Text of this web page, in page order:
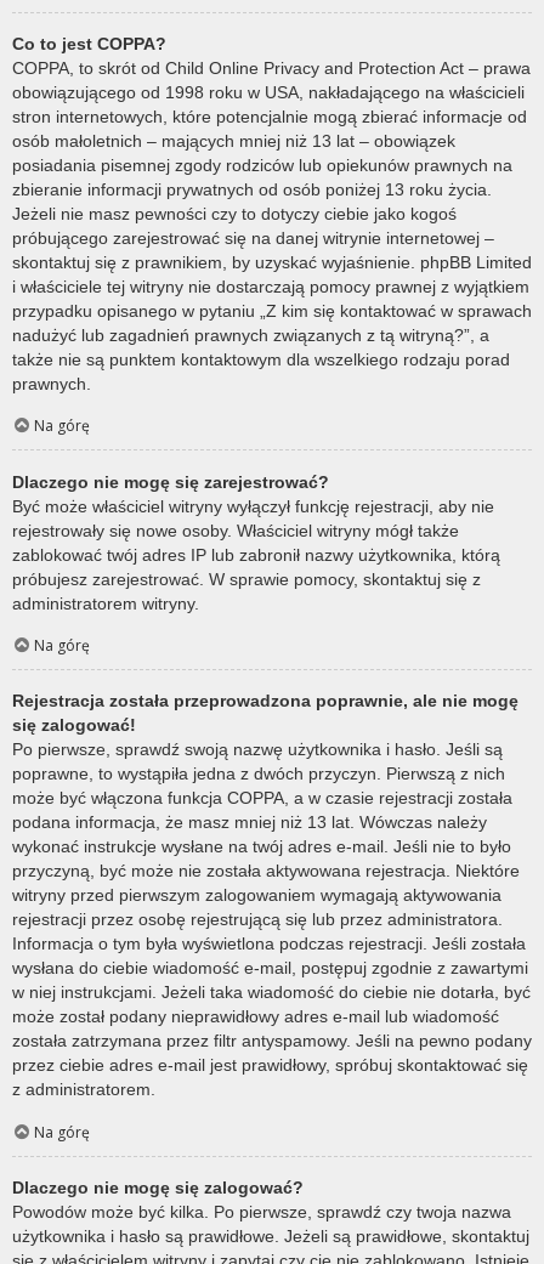
Co to jest COPPA?
COPPA, to skrót od Child Online Privacy and Protection Act – prawa
obowiązującego od 1998 roku w USA, nakładającego na właścicieli
stron internetowych, które potencjalnie mogą zbierać informacje od
osób małoletnich – mających mniej niż 13 lat – obowiązek
posiadania pisemnej zgody rodziców lub opiekunów prawnych na
zbieranie informacji prywatnych od osób poniżej 13 roku życia.
Jeżeli nie masz pewności czy to dotyczy ciebie jako kogoś
próbującego zarejestrować się na danej witrynie internetowej –
skontaktuj się z prawnikiem, by uzyskać wyjaśnienie. phpBB Limited
i właściciele tej witryny nie dostarczają pomocy prawnej z wyjątkiem
przypadku opisanego w pytaniu „Z kim się kontaktować w sprawach
nadużyć lub zagadnień prawnych związanych z tą witryną?”, a
także nie są punktem kontaktowym dla wszelkiego rodzaju porad
prawnych.
Na górę
Dlaczego nie mogę się zarejestrować?
Być może właściciel witryny wyłączył funkcję rejestracji, aby nie
rejestrowały się nowe osoby. Właściciel witryny mógł także
zablokować twój adres IP lub zabronił nazwy użytkownika, którą
próbujesz zarejestrować. W sprawie pomocy, skontaktuj się z
administratorem witryny.
Na górę
Rejestracja została przeprowadzona poprawnie, ale nie mogę
się zalogować!
Po pierwsze, sprawdź swoją nazwę użytkownika i hasło. Jeśli są
poprawne, to wystąpiła jedna z dwóch przyczyn. Pierwszą z nich
może być włączona funkcja COPPA, a w czasie rejestracji została
podana informacja, że masz mniej niż 13 lat. Wówczas należy
wykonać instrukcje wysłane na twój adres e-mail. Jeśli nie to było
przyczyną, być może nie została aktywowana rejestracja. Niektóre
witryny przed pierwszym zalogowaniem wymagają aktywowania
rejestracji przez osobę rejestrującą się lub przez administratora.
Informacja o tym była wyświetlona podczas rejestracji. Jeśli została
wysłana do ciebie wiadomość e-mail, postępuj zgodnie z zawartymi
w niej instrukcjami. Jeżeli taka wiadomość do ciebie nie dotarła, być
może został podany nieprawidłowy adres e-mail lub wiadomość
została zatrzymana przez filtr antyspamowy. Jeśli na pewno podany
przez ciebie adres e-mail jest prawidłowy, spróbuj skontaktować się
z administratorem.
Na górę
Dlaczego nie mogę się zalogować?
Powodów może być kilka. Po pierwsze, sprawdź czy twoja nazwa
użytkownika i hasło są prawidłowe. Jeżeli są prawidłowe, skontaktuj